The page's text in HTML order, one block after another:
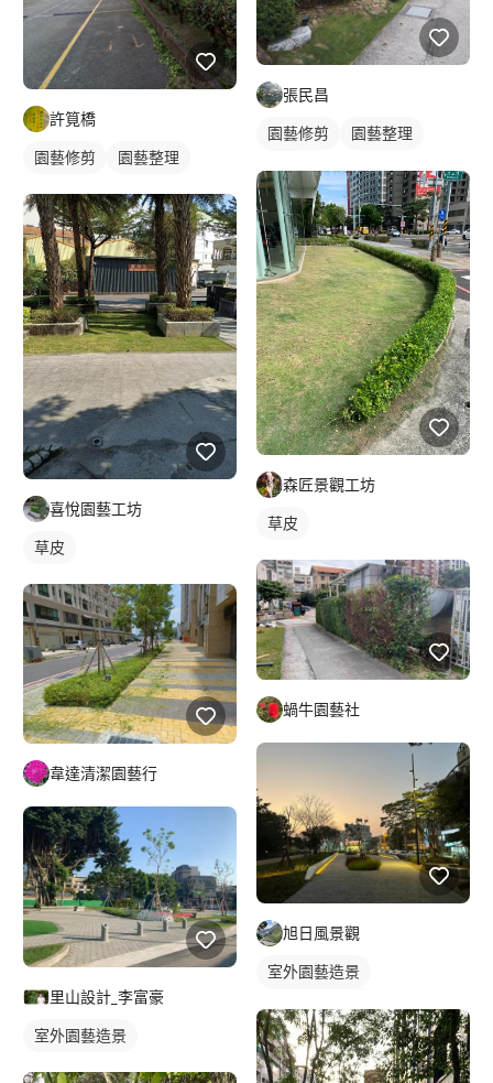
許筧橋
園藝修剪 園藝整理
喜悅園藝工坊
草皮
韋達清潔園藝行
里山設計_李富豪
室外園藝造景
張民昌
園藝修剪
園藝整理
森匠景觀工坊
草皮
蝸牛園藝社
旭日風景觀
室外園藝造景